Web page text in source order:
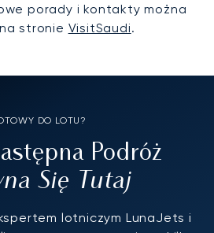
porady i kontakty można
stronie VisitSaudi.
DO LOTU?
Podróż
Się Tutaj
lotniczym LunaJets i